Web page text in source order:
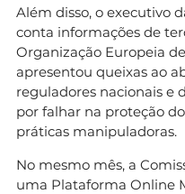
Além disso, o executivo
conta informações de
Organização Europeia
apresentou queixas ao
reguladores nacionais e
por falhar na proteção
práticas manipuladoras.
No mesmo mês, a
uma Plataforma Online